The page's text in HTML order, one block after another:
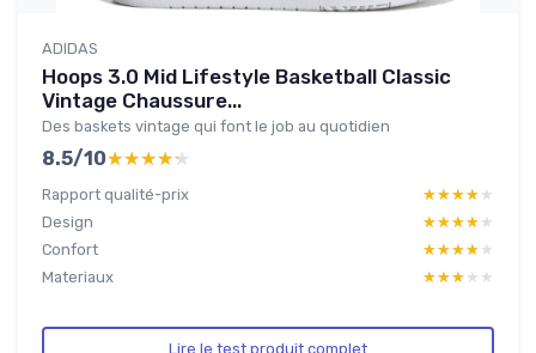
ADIDAS
Hoops 3.0 Mid Lifestyle Basketball Classic
Vintage Chaussure...
Des baskets vintage qui font le job au quotidien
8.5/10★★★★★
★★★★★
Rapport qualité-prix ★★★★★
★★★★★
Design
★★★★★
★★★★★
Confort
★★★★★
★★★★★
Materiaux
★★★★★
★★★★★
Lire le test produit complet